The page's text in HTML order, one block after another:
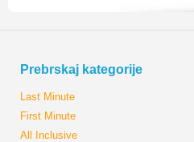
Prebrskaj kategorije
Last Minute
First Minute
All Inclusive